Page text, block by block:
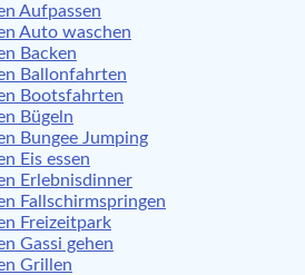
Aufpassen
Auto waschen
Backen
Ballonfahrten
Bootsfahrten
Bügeln
Bungee Jumping
Eis essen
Erlebnisdinner
Fallschirmspringen
Freizeitpark
Gassi gehen
Grillen